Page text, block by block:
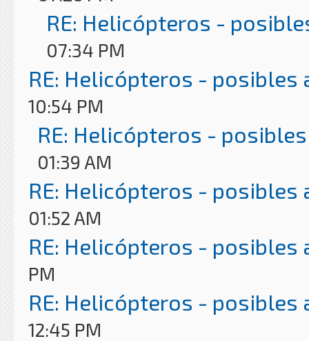
RE: Helicópteros -
07:34 PM
RE: Helicópteros - posibles
10:54 PM
RE: Helicópteros -
01:39 AM
RE: Helicópteros - posibles
01:52 AM
RE: Helicópteros - posibles
PM
RE: Helicópteros - posibles
12:45 PM